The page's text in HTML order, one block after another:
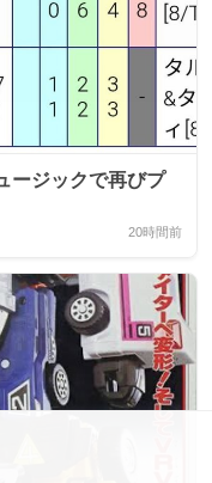
ージックで再びプ
20時間前